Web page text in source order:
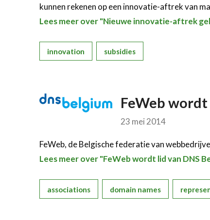
kunnen rekenen op een innovatie-aftrek van
Lees meer over "Nieuwe innovatie-aftrek
innovation subsidies
FeWeb
23 mei 2014
FeWeb, de Belgische federatie van
Lees meer over "FeWeb wordt lid van DNS
associations domain names